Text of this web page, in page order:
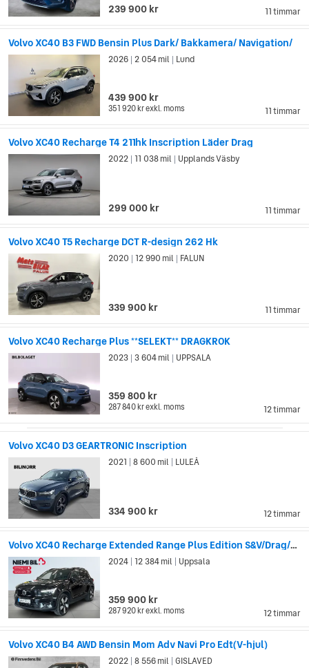
11 timmar
239 900 kr
Volvo XC40 B3 FWD Bensin Plus Dark/ Bakkamera/ Navigation/
11 timmar
2026 2 054 mil Lund
439 900 kr
351 920 krexkl. moms
Volvo XC40 Recharge T4 211hk Inscription Läder Drag
11 timmar
2022 11 038 mil Upplands Väsby
299 000 kr
Volvo XC40 T5 Recharge DCT R-design 262 Hk
11 timmar
2020 12 990 mil FALUN
339 900 kr
Volvo XC40 Recharge Plus **SELEKT** DRAGKROK
12 timmar
2023 3 604 mil UPPSALA
359 800 kr
287 840 krexkl. moms
Volvo XC40 D3 GEARTRONIC Inscription
12 timmar
2021 8 600 mil LULEÅ
334 900 kr
Volvo XC40 Recharge Extended Range Plus Edition S&V/Drag/Kam/MOMS
12 timmar
2024 12 384 mil Uppsala
359 900 kr
287 920 krexkl. moms
Volvo XC40 B4 AWD Bensin Mom Adv Navi Pro Edt(V-hjul)
2022 8 556 mil GISLAVED